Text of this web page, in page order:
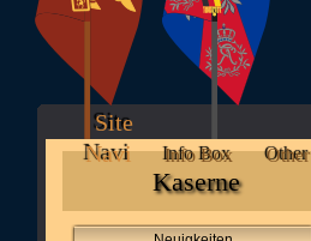
Site
Navi
Info Box Other
Kaserne